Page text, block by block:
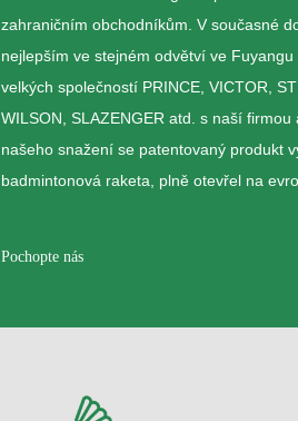
zahraničním obchodníkům. V současné
nejlepším ve stejném odvětví ve
velkých společností PRINCE, VICTOR,
WILSON, SLAZENGER atd. s naší
našeho snažení se patentovaný produkt
badmintonová raketa, plně otevřel na
Pochopte nás